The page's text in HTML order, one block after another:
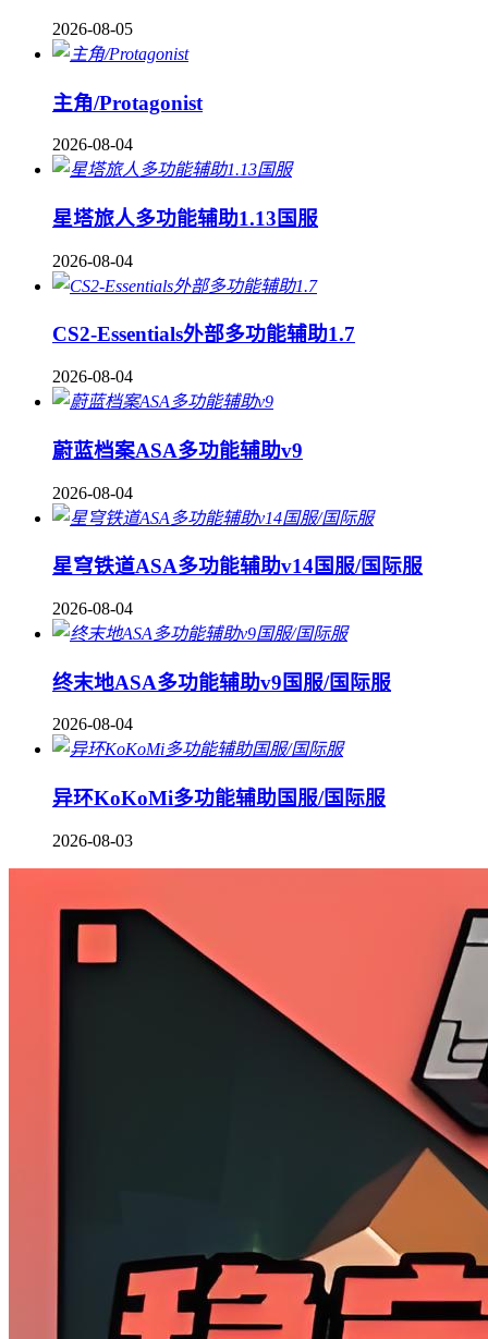
2026-08-05
主角/Protagonist
2026-08-04
星塔旅人多功能辅助1.13国服
2026-08-04
CS2-Essentials外部多功能辅助1.7
2026-08-04
蔚蓝档案ASA多功能辅助v9
2026-08-04
星穹铁道ASA多功能辅助v14国服/国际服
2026-08-04
终末地ASA多功能辅助v9国服/国际服
2026-08-04
异环KoKoMi多功能辅助国服/国际服
2026-08-03